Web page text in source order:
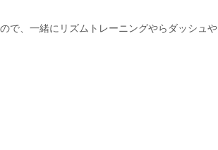
で、一緒にリズムトレーニングやらダッシュや